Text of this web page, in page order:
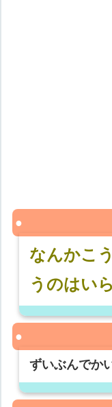
なんかこ
うのはい
ずいぶんでか